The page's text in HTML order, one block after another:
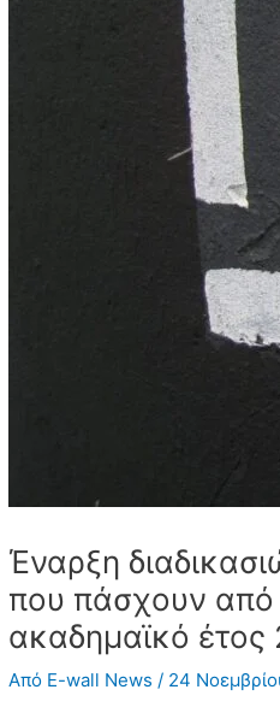
Έναρξη
που πάσχουν από
ακαδημαϊκό
Από E-wall News / 24